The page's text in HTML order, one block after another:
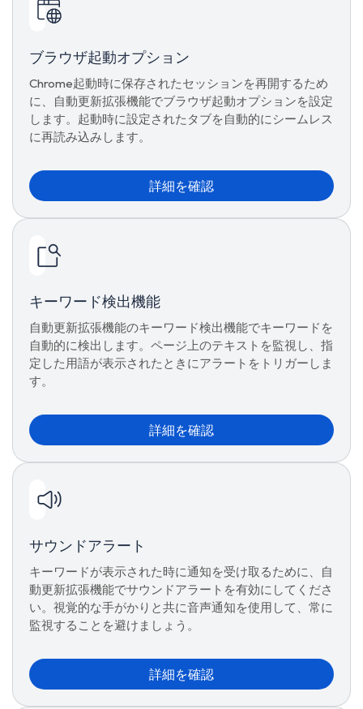
ブラウザ起動オプション
Chrome起動時に保存されたセッションを再開するため
に、自動更新拡張機能でブラウザ起動オプションを設定
します。起動時に設定されたタブを自動的にシームレス
に再読み込みします。
詳細を確認
キーワード検出機能
自動更新拡張機能のキーワード検出機能でキーワードを
自動的に検出します。ページ上のテキストを監視し、指
定した用語が表示されたときにアラートをトリガーしま
す。
詳細を確認
サウンドアラート
キーワードが表示された時に通知を受け取るために、自
動更新拡張機能でサウンドアラートを有効にしてくださ
い。視覚的な手がかりと共に音声通知を使用して、常に
監視することを避けましょう。
詳細を確認